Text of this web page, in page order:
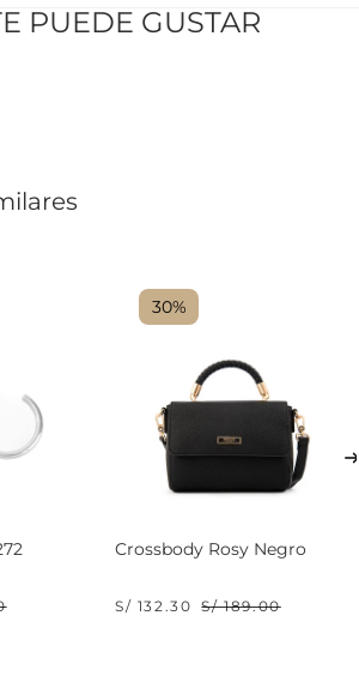
PUEDE GUSTAR
30%
Crossbody Rosy Negro
S/ 132.30 S/ 189.00